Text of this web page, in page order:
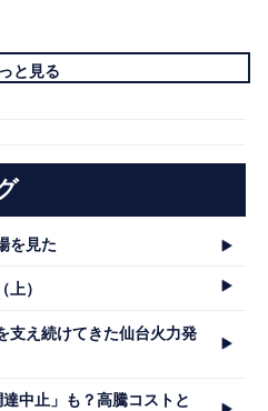
と見る
を見た
）
支え続けてきた仙台火力発
中止」も？高騰コストと